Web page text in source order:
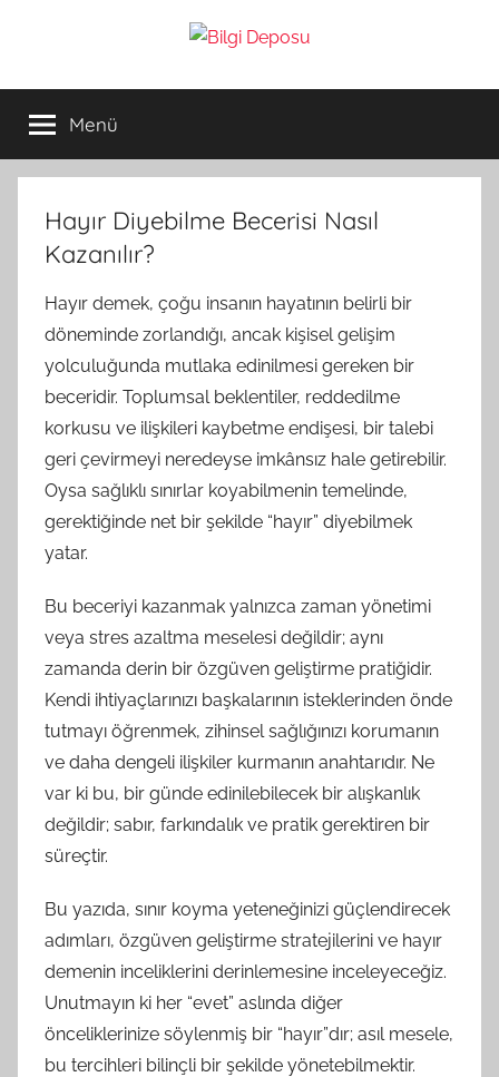
Bilgi
Deposu
Günlük
Yaşam
ve
Rehber
İçerikleri
Menü
Hayır Diyebilme Becerisi Nasıl
Kazanılır?
Hayır demek, çoğu insanın hayatının belirli bir
döneminde zorlandığı, ancak kişisel gelişim
yolculuğunda mutlaka edinilmesi gereken bir
beceridir. Toplumsal beklentiler, reddedilme
korkusu ve ilişkileri kaybetme endişesi, bir talebi
geri çevirmeyi neredeyse imkânsız hale getirebilir.
Oysa sağlıklı sınırlar koyabilmenin temelinde,
gerektiğinde net bir şekilde “hayır” diyebilmek
yatar.
Bu beceriyi kazanmak yalnızca zaman yönetimi
veya stres azaltma meselesi değildir; aynı
zamanda derin bir özgüven geliştirme pratiğidir.
Kendi ihtiyaçlarınızı başkalarının isteklerinden önde
tutmayı öğrenmek, zihinsel sağlığınızı korumanın
ve daha dengeli ilişkiler kurmanın anahtarıdır. Ne
var ki bu, bir günde edinilebilecek bir alışkanlık
değildir; sabır, farkındalık ve pratik gerektiren bir
süreçtir.
Bu yazıda, sınır koyma yeteneğinizi güçlendirecek
adımları, özgüven geliştirme stratejilerini ve hayır
demenin inceliklerini derinlemesine inceleyeceğiz.
Unutmayın ki her “evet” aslında diğer
önceliklerinize söylenmiş bir “hayır”dır; asıl mesele,
bu tercihleri bilinçli bir şekilde yönetebilmektir.